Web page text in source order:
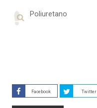
Poliuretano
Facebook Twitter